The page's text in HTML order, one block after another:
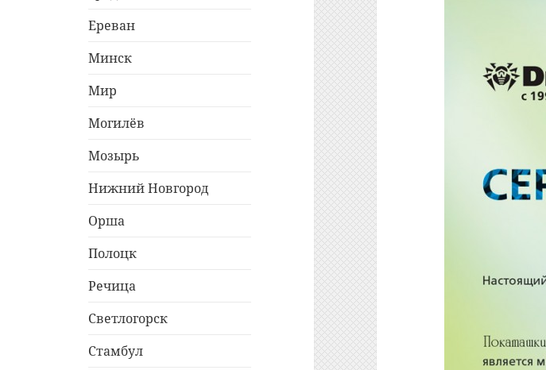
Ереван
Минск
Мир
Могилёв
Мозырь
Нижний Новгород
Орша
Полоцк
Речица
Светлогорск
Стамбул